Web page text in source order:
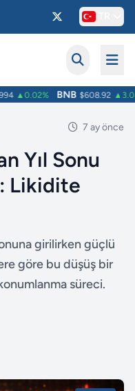
▲0.02% BNB $608.92
7 ay önce
Yıl Sonu
Likidite
girilirken güçlü
göre bu düşüş bir
süreci.